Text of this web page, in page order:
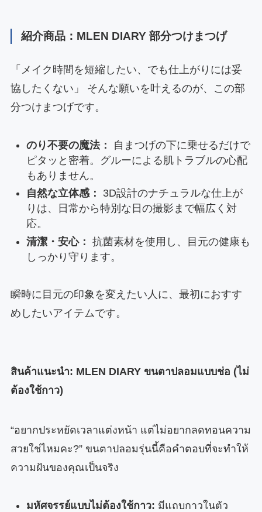
紹介商品：MLEN DIARY 部分つけまつげ
「メイク時間を短縮したい、でも仕上がりには妥
協したくない」 そんな願いを叶えるのが、この部
分つけまつげです。
のり不要の魔法：
自まつげの下に乗せるだけで
ピタッと密着。グルーによる肌トラブルの心配
もありません。
自然な立体感：
3D設計のナチュラルな仕上が
りは、日常から特別な日の撮影まで幅広く対
応。
清潔・安心： 抗菌素材を使用し、目元の健康も
しっかり守ります。
瞬時に目元の印象を変えたい人に、最初におすす
めしたいアイテムです。
สินค้าแนะนำ: MLEN DIARY ขนตาปลอมแบบช่อ (ไม่
ต้องใช้กาว)
“อยากประหยัดเวลาแต่งหน้า แต่ไม่อยากลดทอนความ
สวยใช่ไหมคะ?” ขนตาปลอมรุ่นนี้คือคำตอบที่จะทำให้
ความฝันของคุณเป็นจริง
มหัศจรรย์แบบไม่ต้องใช้กาว: มีแถบกาวในตัว